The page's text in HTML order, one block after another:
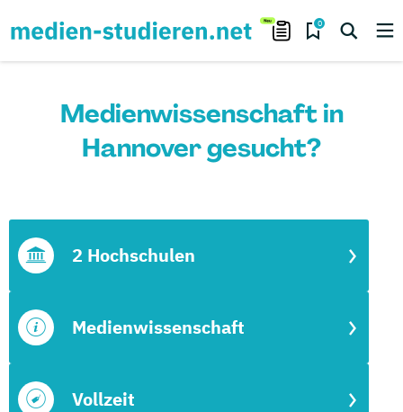
0
Medienwissenschaft in
Hannover gesucht?
Vollzeit
Medienwissenschaft
2 Hochschulen